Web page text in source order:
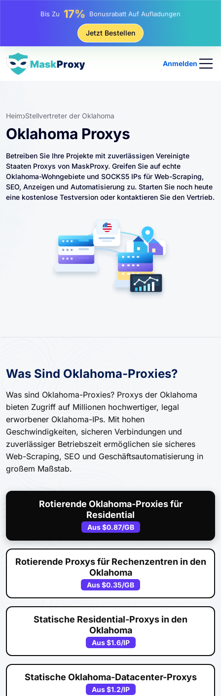
Bis Zu 25% Rabatt Auf Statische IP-Käufe
81% Rabatt Auf Rotierende IP Einkäufe
Jetzt Bestellen
Anmelden
Heim Stellvertreter der Oklahoma
Oklahoma Proxys
Betreiben Sie Ihre Projekte mit zuverlässigen Vereinigte
Staaten Proxys von MaskProxy. Greifen Sie auf echte
Oklahoma-Wohngebiete und SOCKS5 IPs für Web-Scraping,
SEO, Anzeigen und Automatisierung zu. Starten Sie noch heute
eine kostenlose Testversion oder kontaktieren Sie den Vertrieb.
Was Sind Oklahoma-Proxies?
Was sind Oklahoma-Proxies? Proxys der Oklahoma
bieten Zugriff auf Millionen hochwertiger, legal
erworbener Oklahoma-IPs. Mit hohen
Geschwindigkeiten, sicheren Verbindungen und
zuverlässiger Betriebszeit ermöglichen sie sicheres
Web-Scraping, SEO und Geschäftsautomatisierung in
großem Maßstab.
Rotierende Oklahoma-Proxies für
Residential
Aus$0.87/GB
Rotierende Proxys für Rechenzentren in den
Oklahoma
Aus$0.35/GB
Statische Residential-Proxys in den
Oklahoma
Aus$1.6/IP
Statische Oklahoma-Datacenter-Proxys
Aus$1.2/IP